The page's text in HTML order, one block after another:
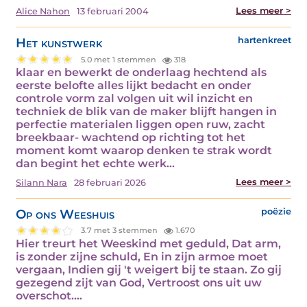
Alice Nahon 13 februari 2004 Lees meer >
Het kunstwerk hartenkreet
5.0 met 1 stemmen 318
klaar en bewerkt de onderlaag hechtend als
eerste belofte alles lijkt bedacht en onder
controle vorm zal volgen uit wil inzicht en
techniek de blik van de maker blijft hangen in
perfectie materialen liggen open ruw, zacht
breekbaar- wachtend op richting tot het
moment komt waarop denken te strak wordt
dan begint het echte werk…
Silann Nara 28 februari 2026 Lees meer >
Op ons Weeshuis poëzie
3.7 met 3 stemmen 1.670
Hier treurt het Weeskind met geduld, Dat arm,
is zonder zijne schuld, En in zijn armoe moet
vergaan, Indien gij 't weigert bij te staan. Zo gij
gezegend zijt van God, Vertroost ons uit uw
overschot.…